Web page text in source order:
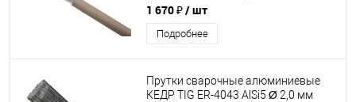
1 670 ₽/ шт
Подробнее
Прутки сварочные алюминиевые
КЕДР TIG ER-4043 AlSi5 Ø 2,0 мм